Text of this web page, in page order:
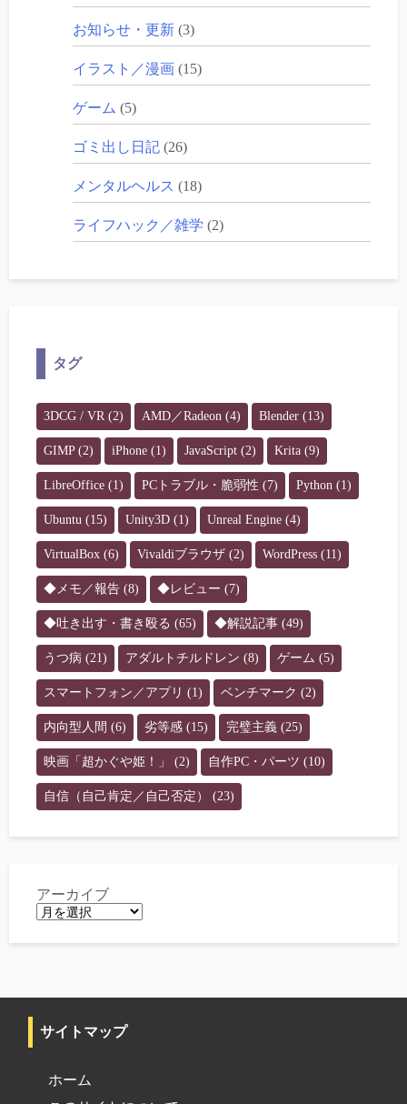
お知らせ・更新 (3)
イラスト／漫画 (15)
ゲーム (5)
ゴミ出し日記 (26)
メンタルヘルス (18)
ライフハック／雑学 (2)
タグ
3DCG / VR (2) AMD／Radeon (4) Blender (13)
GIMP(2) iPhone (1) JavaScript (2) Krita (9)
LibreOffice (1) PCトラブル・脆弱性 (7) Python (1)
Ubuntu (15) Unity3D (1) Unreal Engine (4)
VirtualBox (6) Vivaldiブラウザ (2) WordPress (11)
◆メモ／報告 (8) ◆レビュー (7)
◆吐き出す・書き殴る (65) ◆解説記事 (49)
うつ病 (21) アダルトチルドレン (8) ゲーム (5)
スマートフォン／アプリ (1) ベンチマーク (2)
内向型人間 (6) 劣等感 (15) 完璧主義 (25)
映画「超かぐや姫！」 (2) 自作PC・パーツ (10)
自信（自己肯定／自己否定） (23)
アーカイブ
サイトマップ
ホーム